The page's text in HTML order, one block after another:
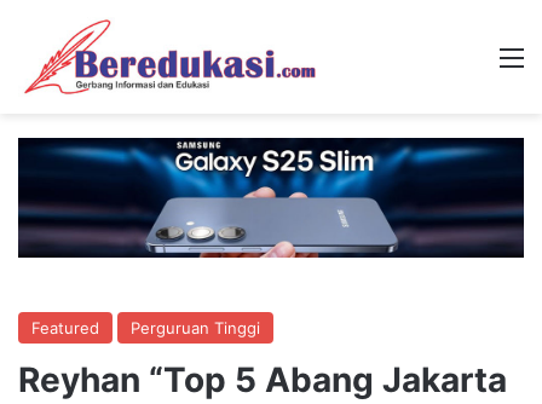
Featured Perguruan Tinggi
Reyhan “Top 5 Abang Jakarta